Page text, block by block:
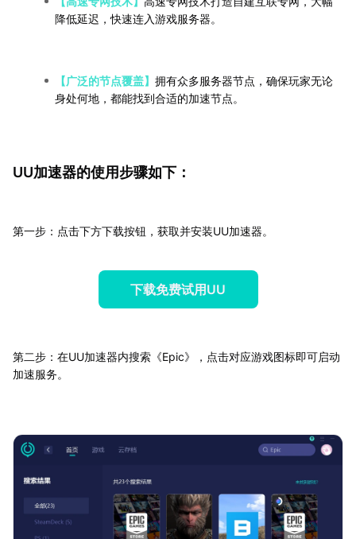
降低延迟，快速连入游戏服务器。
【广泛的节点覆盖】 拥有众多服务器节点，确保玩家无论
身处何地，都能找到合适的加速节点。
UU加速器的使用步骤如下：
第一步：点击下方下载按钮，获取并安装UU加速器。
下载免费试用UU
第二步：在UU加速器内搜索《Epic》，点击对应游戏图标即可启动
加速服务。